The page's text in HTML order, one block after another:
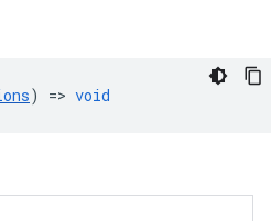
) => void